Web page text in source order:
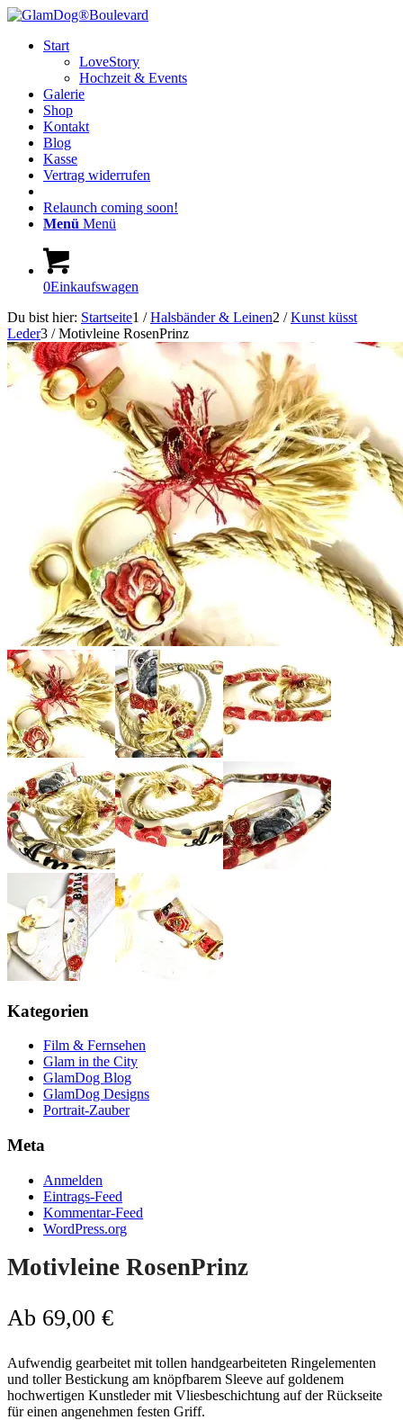
Start
LoveStory
Hochzeit & Events
Galerie
Shop
Kontakt
Blog
Kasse
Vertrag widerrufen
Relaunch coming soon!
Menü Menü
0Einkaufswagen
Du bist hier: Startseite1 / Halsbänder & Leinen2 / Kunst küsst
Leder3 / Motivleine RosenPrinz
Kategorien
Film & Fernsehen
Glam in the City
GlamDog Blog
GlamDog Designs
Portrait-Zauber
Meta
Anmelden
Eintrags-Feed
Kommentar-Feed
WordPress.org
Motivleine RosenPrinz
Ab 69,00 €
Aufwendig gearbeitet mit tollen handgearbeiteten Ringelementen
und toller Bestickung am knöpfbarem Sleeve auf goldenem
hochwertigen Kunstleder mit Vliesbeschichtung auf der Rückseite
für einen angenehmen festen Griff.